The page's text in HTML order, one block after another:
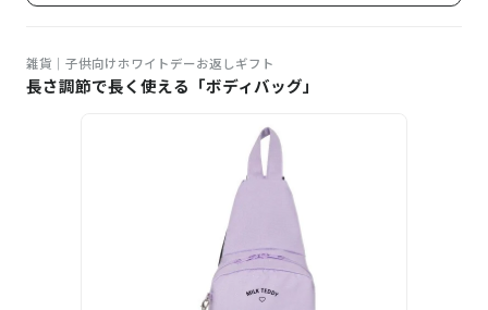
雑貨｜子供向けホワイトデーお返しギフト
長さ調節で長く使える「ボディバッグ」